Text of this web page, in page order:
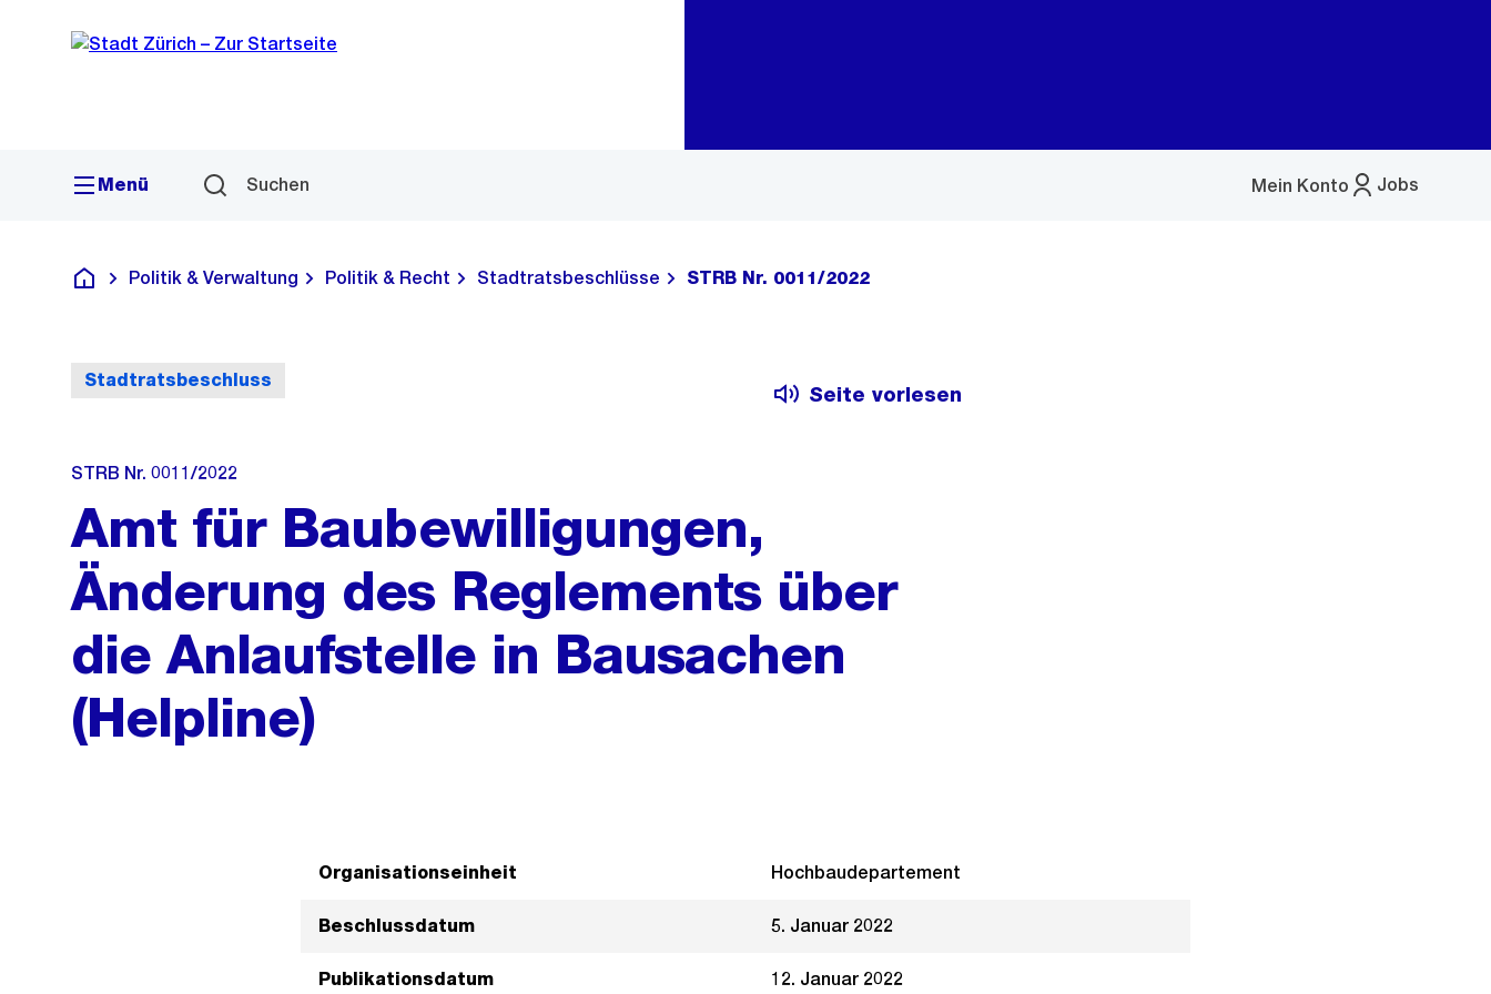
Navigation
Sprunglink
Menü Suchen Jobs
Mein Konto
Menü
Deutsch
Politik & Verwaltung Politik & Recht Stadtratsbeschlüsse STRB Nr. 0011/2022
Stadtratsbeschluss
Seite vorlesen
STRB Nr. 0011/2022
Amt für Baubewilligungen,
Änderung des Reglements über
die Anlaufstelle in Bausachen
(Helpline)
Organisationseinheit Hochbaudepartement
Beschlussdatum 5. Januar 2022
Publikationsdatum 12. Januar 2022